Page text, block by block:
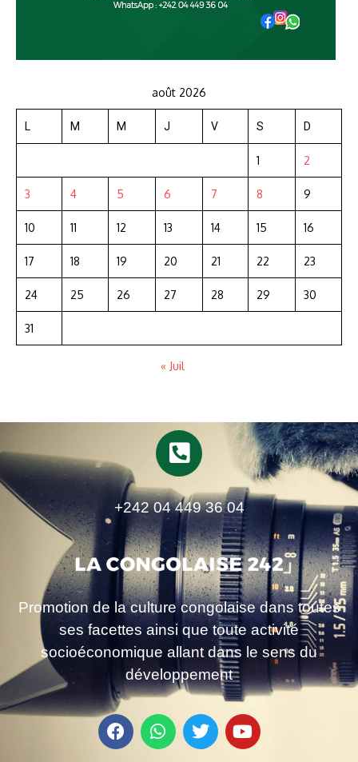
août 2026
L M M J V S D
1 2
3 4 5 6 7 8 9
10 11 12 13 14 15 16
17 18 19 20 21 22 23
24 25 26 27 28 29 30
31
« Juil
+242 04 449 36 04
Promotion de la culture congolaise dans toutes
ses facettes ainsi que toute activité
socioéconomique allant dans le sens du
développement